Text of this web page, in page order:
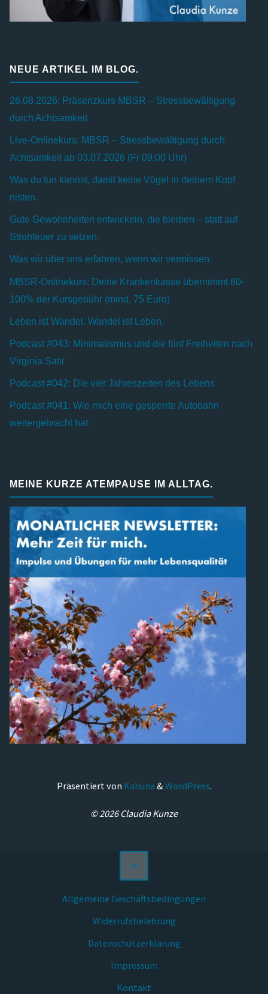
NEUE ARTIKEL IM BLOG.
26.08.2026: Präsenzkurs MBSR – Stressbewältigung
durch Achtsamkeit
Live-Onlinekurs: MBSR – Stressbewältigung durch
Achtsamkeit ab 03.07.2026 (Fr 09:00 Uhr)
Was du tun kannst, damit keine Vögel in deinem Kopf
nisten.
Gute Gewohnheiten entwickeln, die bleiben – statt auf
Strohfeuer zu setzen.
Was wir über uns erfahren, wenn wir vermissen.
MBSR-Onlinekurs: Deine Krankenkasse übernimmt 80-
100% der Kursgebühr (mind. 75 Euro)
Leben ist Wandel. Wandel ist Leben.
Podcast #043: Minimalismus und die fünf Freiheiten nach
Virginia Satir
Podcast #042: Die vier Jahreszeiten des Lebens
Podcast #041: Wie mich eine gesperrte Autobahn
weitergebracht hat
MEINE KURZE ATEMPAUSE IM ALLTAG.
Präsentiert von Kahuna & WordPress.
© 2026 Claudia Kunze
Allgemeine Geschäftsbedingungen
Widerrufsbelehrung
Datenschutzerklärung
Impressum
Kontakt